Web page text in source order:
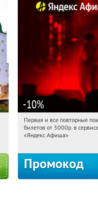
-10%
00:52:11
Россия
Первая и все повторные
билетов от 3000р. в
«Яндекс Афиша»
Промокод